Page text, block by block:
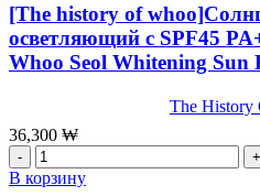
whoo]Бальзам-
кушон
для
History
of
Whoo
Gongjinhyang
[The history of
осветляющий с SPF45
Whoo Seol Whitening Sun
The History
36,300 ₩
Количество
товара
В корзину